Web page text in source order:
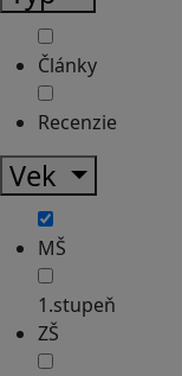
Články
Recenzie
Vek
MŠ
1.stupeň
ZŠ